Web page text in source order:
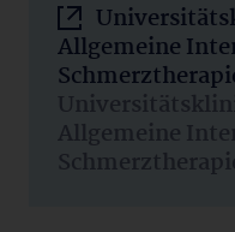
Allgemeine
Allgemeine